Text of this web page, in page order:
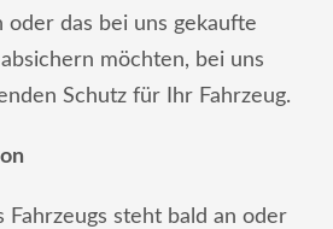
das bei uns gekaufte
möchten, bei uns
Schutz für Ihr Fahrzeug.
Fahrzeugs steht bald an oder